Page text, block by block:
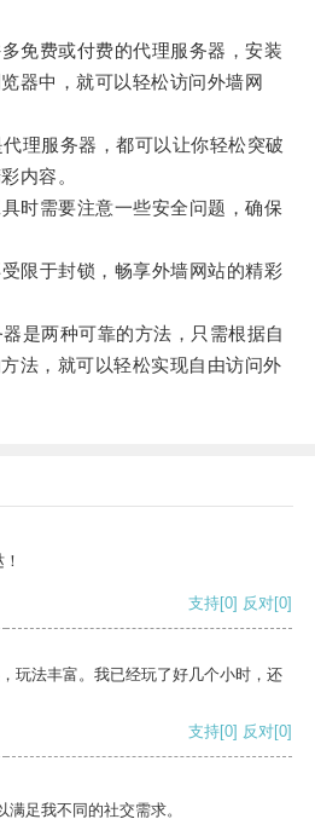
费或付费的代理服务器，安装
器中，就可以轻松访问外墙网
服务器，都可以让你轻松突破
内容。
需要注意一些安全问题，确保
于封锁，畅享外墙网站的精彩
两种可靠的方法，只需根据自
法，就可以轻松实现自由访问外
支持[0] 反对[0]
玩法丰富。我已经玩了好几个小时，还
支持[0] 反对[0]
足我不同的社交需求。